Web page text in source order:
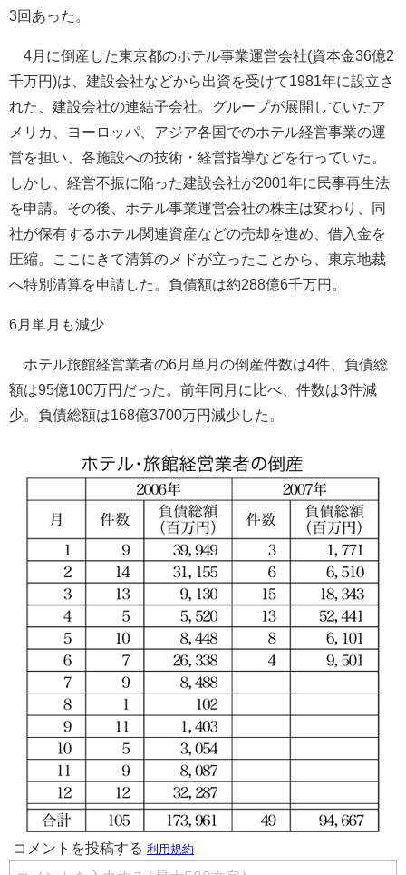
3回あった。
4月に倒産した東京都のホテル事業運営会社(資本金36億2
千万円)は、建設会社などから出資を受けて1981年に設立さ
れた、建設会社の連結子会社。グループが展開していたア
メリカ、ヨーロッパ、アジア各国でのホテル経営事業の運
営を担い、各施設への技術・経営指導などを行っていた。
しかし、経営不振に陥った建設会社が2001年に民事再生法
を申請。その後、ホテル事業運営会社の株主は変わり、同
社が保有するホテル関連資産などの売却を進め、借入金を
圧縮。ここにきて清算のメドが立ったことから、東京地裁
へ特別清算を申請した。負債額は約288億6千万円。
6月単月も減少
ホテル旅館経営業者の6月単月の倒産件数は4件、負債総
額は95億100万円だった。前年同月に比べ、件数は3件減
少。負債総額は168億3700万円減少した。